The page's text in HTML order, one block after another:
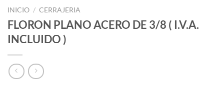
INICIO / CERRAJERIA
FLORON PLANO ACERO DE 3/8 ( I.V.A.
INCLUIDO )